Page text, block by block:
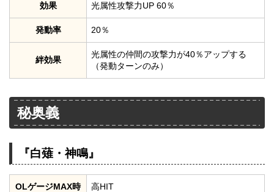
効果 光属性攻撃力UP 60％
発動率 20％
絆効果
光属性の仲間の攻撃力が40％アップする
（発動ターンのみ）
秘奥義
『白薙・神鳴』
OLゲージMAX時 高HIT